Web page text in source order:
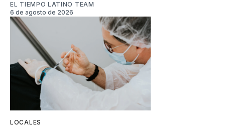
EL TIEMPO LATINO TEAM
6 de agosto de 2026
LOCALES